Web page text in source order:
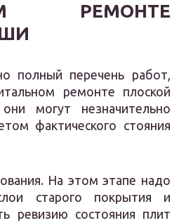
РЕМОНТЕ
полный перечень работ,
ремонте плоской
могут незначительно
фактического стояния
На этом этапе надо
старого покрытия и
ревизию состояния плит